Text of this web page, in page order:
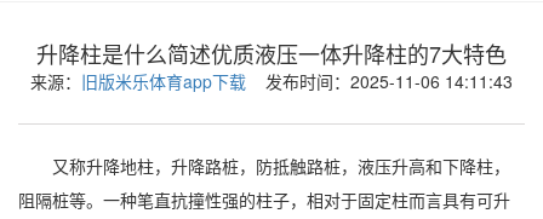
升降柱是什么简述优质液压一体升降柱的7大特色
来源： 旧版米乐体育app下载 发布时间：2025-11-06 14:11:43
又称升降地柱，升降路桩，防抵触路桩，液压升高和下降柱，
阻隔桩等。一种笔直抗撞性强的柱子，相对于固定柱而言具有可升